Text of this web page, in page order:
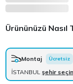
Ürününüzü
Montaj Ücretsiz
İSTANBULşehir seçin